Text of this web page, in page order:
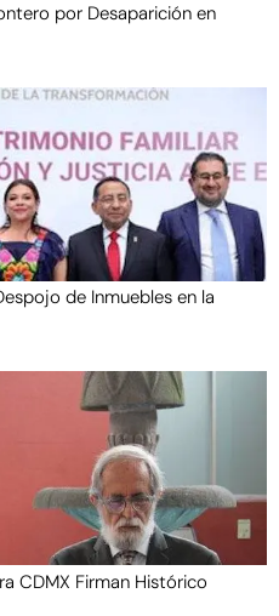
por Desaparición en
de Inmuebles en la
CDMX Firman Histórico